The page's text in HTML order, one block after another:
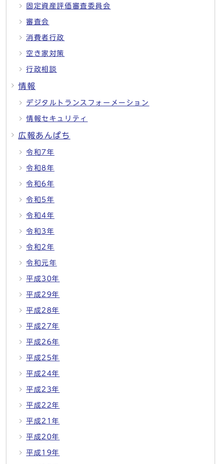
固定資産評価審査委員会
審査会
消費者行政
空き家対策
行政相談
情報
デジタルトランスフォーメーション
情報セキュリティ
広報あんぱち
令和7年
令和8年
令和6年
令和5年
令和4年
令和3年
令和2年
令和元年
平成30年
平成29年
平成28年
平成27年
平成26年
平成25年
平成24年
平成23年
平成22年
平成21年
平成20年
平成19年